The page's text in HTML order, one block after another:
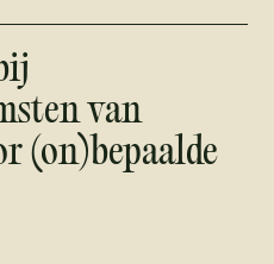
van
(on)bepaalde